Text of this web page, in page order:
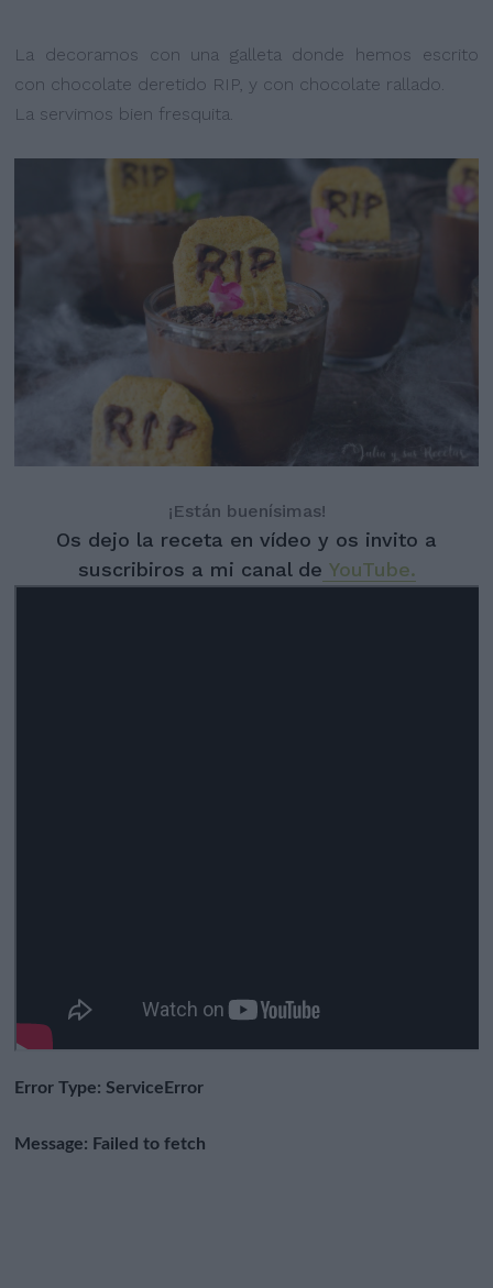
La decoramos con una galleta donde hemos escrito
con chocolate deretido RIP, y con chocolate rallado.
La servimos bien fresquita.
¡Están buenísimas!
Os dejo la receta en vídeo y os invito a
suscribiros a mi canal de YouTube.